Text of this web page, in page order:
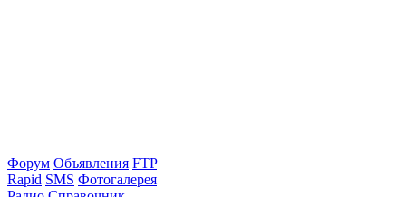
Форум Объявления FTP
Rapid SMS Фотогалерея